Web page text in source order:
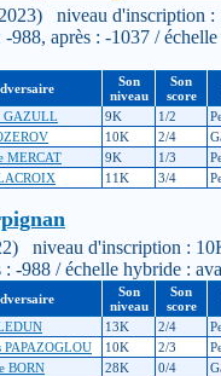
niveau d'inscription :
988, après : -1037 /
Son
niveau
Son
score
GAZULL 9K 1/2
10K 2/4
MERCAT 9K 1/3
11K 3/4
niveau d'inscription :
: -988 / échelle hybride :
Son
niveau
Son
score
13K 2/4
PAPAZOGLOU 10K 2/3
BORN 28K 0/4